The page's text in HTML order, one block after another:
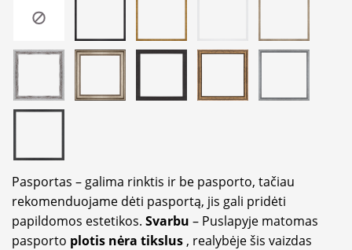
Pasportas – galima rinktis ir be pasporto, tačiau
rekomenduojame dėti pasportą, jis gali pridėti
papildomos estetikos. Svarbu – Puslapyje matomas
pasporto plotis nėra tikslus , realybėje šis vaizdas